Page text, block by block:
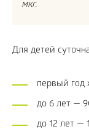
мкг.
Для детей
первый
до 6 лет —
до 12 лет —